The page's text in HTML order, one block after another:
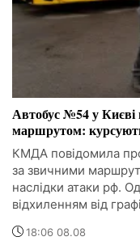
Автобус №54 у Києві
маршрутом:
КМДА повідомила
за звичними
наслідки атаки рф.
відхиленням від
18:06 08.08